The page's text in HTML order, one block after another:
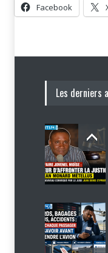
Facebook
Les derniers